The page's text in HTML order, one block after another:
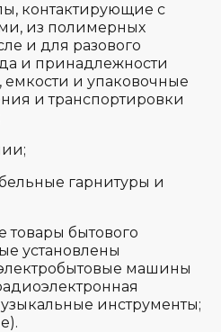
контактирующие с
из полимерных
и для разового
и принадлежности
емкости и упаковочные
и транспортировки
гарнитуры и
товары бытового
установлены
машины
инструменты;